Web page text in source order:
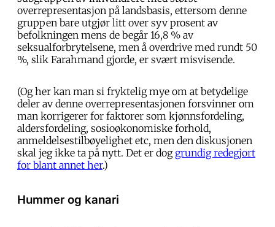
overrepresentasjon på landsbasis, ettersom denne
gruppen bare utgjør litt over syv prosent av
befolkningen mens de begår 16,8 % av
seksualforbrytelsene, men å overdrive med rundt 50
%, slik Farahmand gjorde, er svært misvisende.
(Og her kan man si fryktelig mye om at betydelige
deler av denne overrepresentasjonen forsvinner om
man korrigerer for faktorer som kjønnsfordeling,
aldersfordeling, sosioøkonomiske forhold,
anmeldelsestilbøyelighet etc, men den diskusjonen
skal jeg ikke ta på nytt. Det er dog grundig redegjort
for blant annet her.)
Hummer og kanari